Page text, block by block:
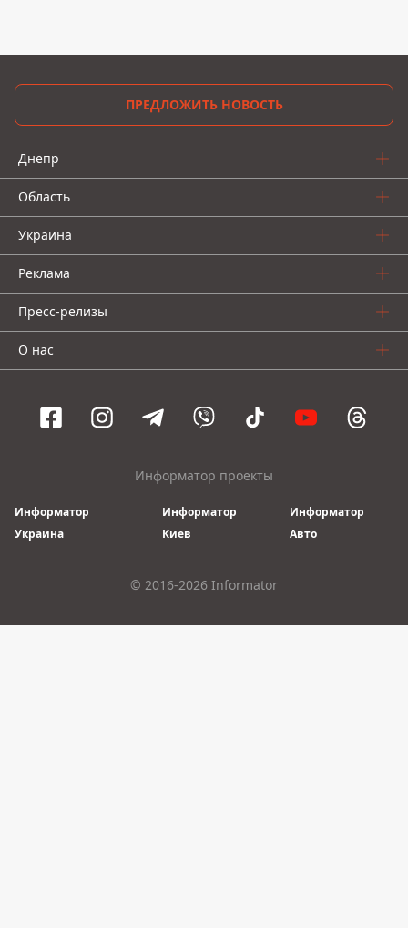
ПРЕДЛОЖИТЬ НОВОСТЬ
Днепр
Область
Украина
Реклама
Пресс-релизы
О нас
Информатор проекты
Информатор
Украина
Информатор
Киев
Информатор
Авто
© 2016-2026 Informator